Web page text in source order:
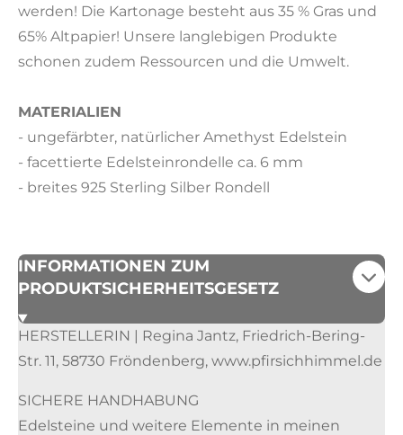
werden! Die Kartonage besteht aus 35 % Gras und
65% Altpapier! Unsere langlebigen Produkte
schonen zudem Ressourcen und die Umwelt.
MATERIALIEN
- ungefärbter, natürlicher Amethyst Edelstein
- facettierte Edelsteinrondelle ca. 6 mm
- breites 925 Sterling Silber Rondell
INFORMATIONEN ZUM
PRODUKTSICHERHEITSGESETZ
HERSTELLERIN | Regina Jantz, Friedrich-Bering-
Str. 11, 58730 Fröndenberg, www.pfirsichhimmel.de
SICHERE HANDHABUNG
Edelsteine und weitere Elemente in meinen